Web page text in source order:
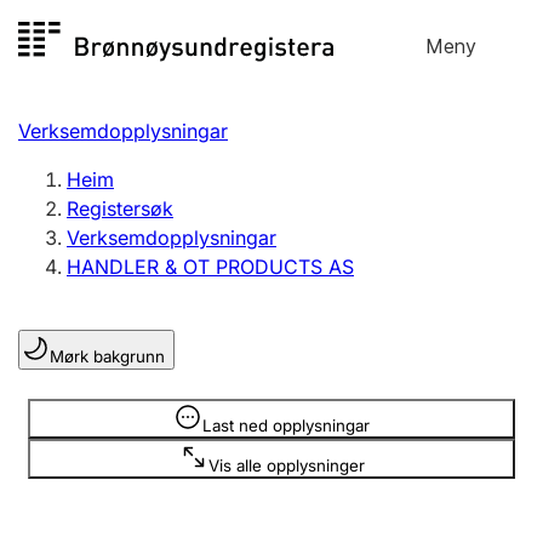
til
Meny
Registersøk
Aksjeselskap
Enkeltpersonføretak
Registrere, endre, slette
Lag og foreining
Registrere, endre, slette
Verksemdopplysningar
Heim
Registersøk
Verksemdopplysningar
HANDLER & OT PRODUCTS AS
Mørk bakgrunn
Last ned opplysningar
Vis alle opplysninger
Opplysninger er skjult